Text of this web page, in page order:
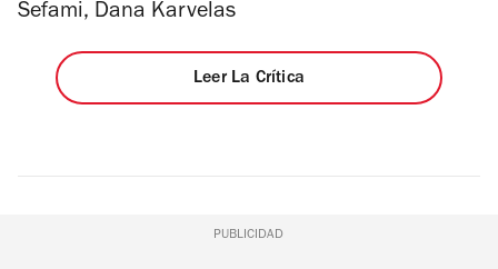
Sefami, Dana Karvelas
Leer La Crítica
PUBLICIDAD